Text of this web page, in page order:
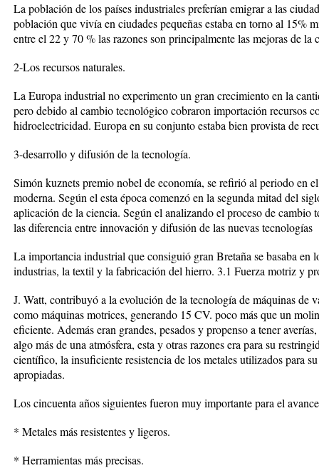
La población de los países industriales preferían emigrar a las
población que vivía en ciudades pequeñas estaba en torno al 15%
entre el 22 y 70 % las razones son principalmente las mejoras de
2-Los recursos naturales.
La Europa industrial no experimento un gran crecimiento en la
pero debido al cambio tecnológico cobraron importación recursos
hidroelectricidad. Europa en su conjunto estaba bien provista de
3-desarrollo y difusión de la tecnología.
Simón kuznets premio nobel de economía, se refirió al periodo en
moderna. Según el esta época comenzó en la segunda mitad del
aplicación de la ciencia. Según el analizando el proceso de cambio
las diferencia entre innovación y difusión de las nuevas tecnologías
La importancia industrial que consiguió gran Bretaña se basaba en
industrias, la textil y la fabricación del hierro. 3.1 Fuerza motriz y
J. Watt, contribuyó a la evolución de la tecnología de máquinas de
como máquinas motrices, generando 15 CV. poco más que un
eficiente. Además eran grandes, pesados y propenso a tener
algo más de una atmósfera, esta y otras razones era para su
científico, la insuficiente resistencia de los metales utilizados para
apropiadas.
Los cincuenta años siguientes fueron muy importante para el
* Metales más resistentes y ligeros.
* Herramientas más precisas.